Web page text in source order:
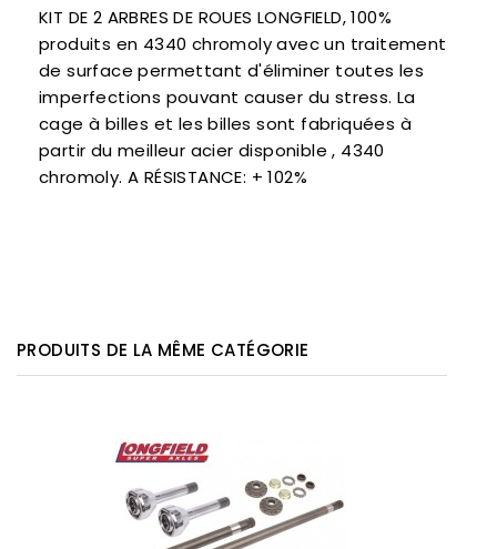
KIT DE 2 ARBRES DE ROUES LONGFIELD, 100%
produits en 4340 chromoly avec un traitement
de surface permettant d'éliminer toutes les
imperfections pouvant causer du stress. La
cage à billes et les billes sont fabriquées à
partir du meilleur acier disponible , 4340
chromoly. A RÉSISTANCE: + 102%
PRODUITS DE LA MÊME CATÉGORIE